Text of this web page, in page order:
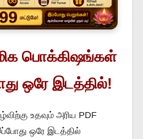
பொக்கிஷங்கள்
ஒரே இடத்தில்!
உதவும் அரிய PDF
ஒரே இடத்தில்